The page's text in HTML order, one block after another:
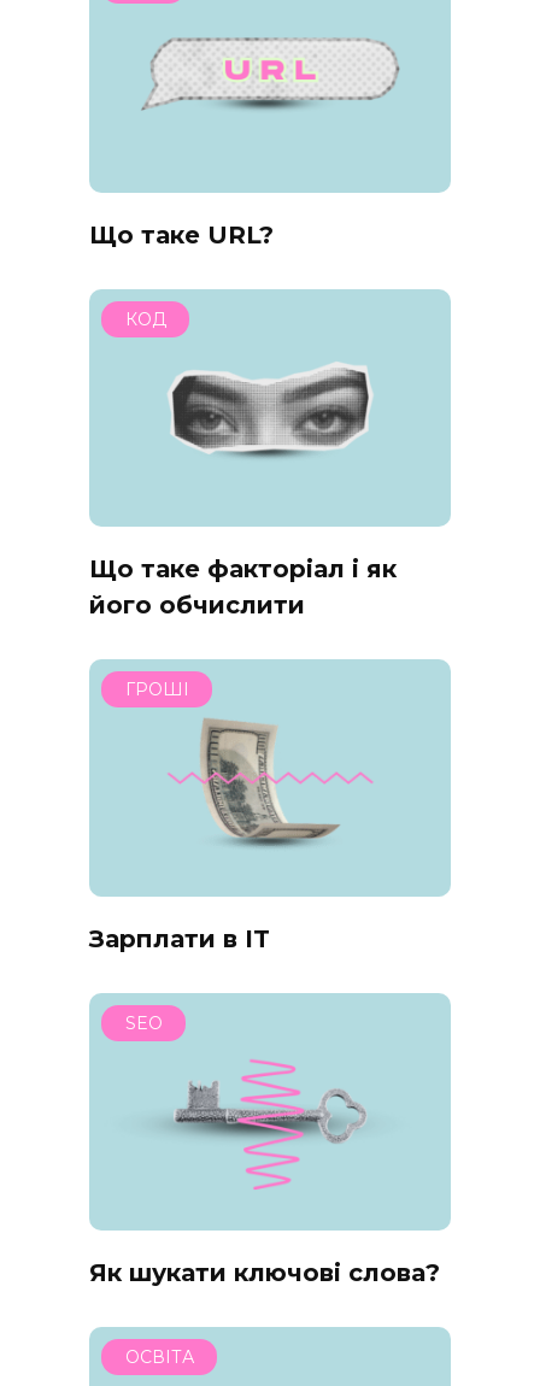
Що таке URL?
КОД
Що таке факторіал і як
його обчислити
ГРОШІ
Зарплати в IT
SEO
Як шукати ключові слова?
ОСВІТА